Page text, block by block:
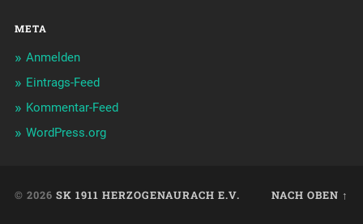
META
Anmelden
Eintrags-Feed
Kommentar-Feed
WordPress.org
© 2026 SK 1911 HERZOGENAURACH E.V. NACH OBEN ↑